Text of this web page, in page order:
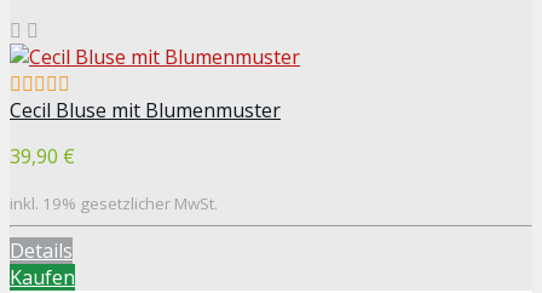
Cecil Bluse mit Blumenmuster
39,90 €
inkl. 19% gesetzlicher MwSt.
Details
Kaufen